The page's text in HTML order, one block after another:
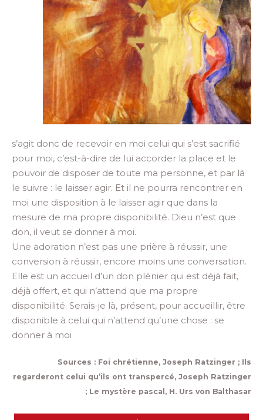
s’agit donc de recevoir en moi celui qui s’est sacrifié
pour moi, c’est-à-dire de lui accorder la place et le
pouvoir de disposer de toute ma personne, et par là
le suivre : le laisser agir. Et il ne pourra rencontrer en
moi une disposition à le laisser agir que dans la
mesure de ma propre disponibilité. Dieu n’est que
don, il veut se donner à moi.
Une adoration n’est pas une prière à réussir, une
conversion à réussir, encore moins une conversation.
Elle est un accueil d’un don plénier qui est déjà fait,
déjà offert, et qui n’attend que ma propre
disponibilité. Serais-je là, présent, pour accueillir, être
disponible à celui qui n’attend qu’une chose : se
donner à moi
Sources : Foi chrétienne, Joseph Ratzinger ; Ils
regarderont celui qu’ils ont transpercé, Joseph Ratzinger
; Le mystère pascal, H. Urs von Balthasar